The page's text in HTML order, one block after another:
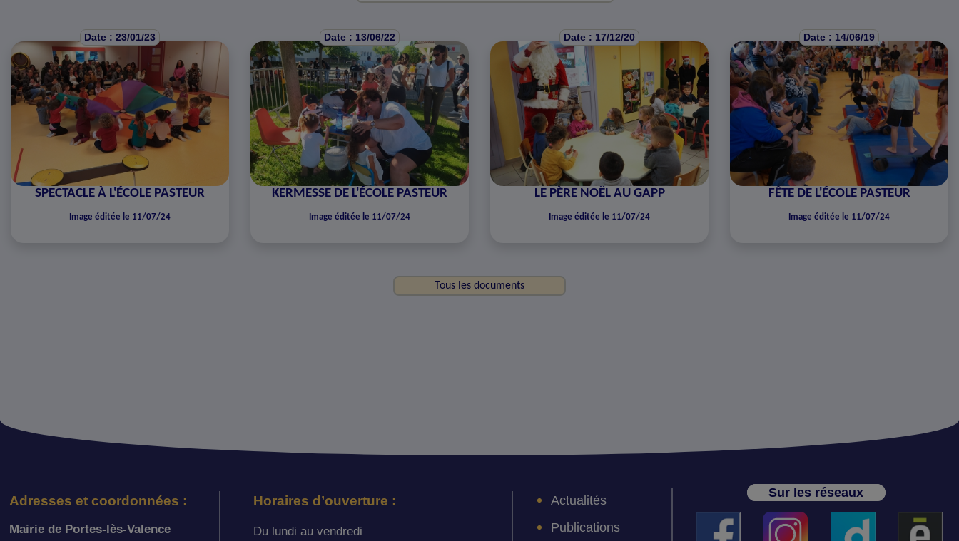
Date : 23/01/23
SPECTACLE À L'ÉCOLE PASTEUR
Image éditée le 11/07/24
Date : 13/06/22
KERMESSE DE L'ÉCOLE PASTEUR
Image éditée le 11/07/24
Date : 17/12/20
LE PÈRE NOËL AU GAPP
Image éditée le 11/07/24
Date : 14/06/19
FÊTE DE L'ÉCOLE PASTEUR
Image éditée le 11/07/24
Tous les documents
Adresses et coordonnées :
Mairie de Portes-lès-Valence
Horaires d’ouverture :
Du lundi au vendredi
Actualités
Publications
Sur les réseaux